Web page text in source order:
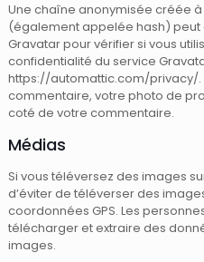
Une chaîne anonymisée créée
(également appelée hash) peut
Gravatar pour vérifier si vous
confidentialité du service
https://automattic.com/privacy/.
commentaire, votre photo de
coté de votre commentaire.
Médias
Si vous téléversez des images
d’éviter de téléverser des
coordonnées GPS. Les
télécharger et extraire des
images.